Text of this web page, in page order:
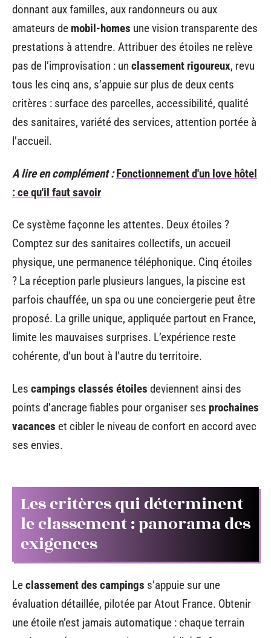
donnant aux familles, aux randonneurs ou aux
amateurs de mobil-homes une vision transparente des
prestations à attendre. Attribuer des étoiles ne relève
pas de l’improvisation : un classement rigoureux, revu
tous les cinq ans, s’appuie sur plus de deux cents
critères : surface des parcelles, accessibilité, qualité
des sanitaires, variété des services, attention portée à
l’accueil.
A lire en complément : Fonctionnement d'un love hôtel
: ce qu'il faut savoir
Ce système façonne les attentes. Deux étoiles ?
Comptez sur des sanitaires collectifs, un accueil
physique, une permanence téléphonique. Cinq étoiles
? La réception parle plusieurs langues, la piscine est
parfois chauffée, un spa ou une conciergerie peut être
proposé. La grille unique, appliquée partout en France,
limite les mauvaises surprises. L’expérience reste
cohérente, d’un bout à l’autre du territoire.
Les campings classés étoiles deviennent ainsi des
points d’ancrage fiables pour organiser ses prochaines
vacances et cibler le niveau de confort en accord avec
ses envies.
Les critères qui déterminent
le classement : panorama des
exigences
Leclassement des campings s’appuie sur une
évaluation détaillée, pilotée par Atout France. Obtenir
une étoile n’est jamais automatique : chaque terrain